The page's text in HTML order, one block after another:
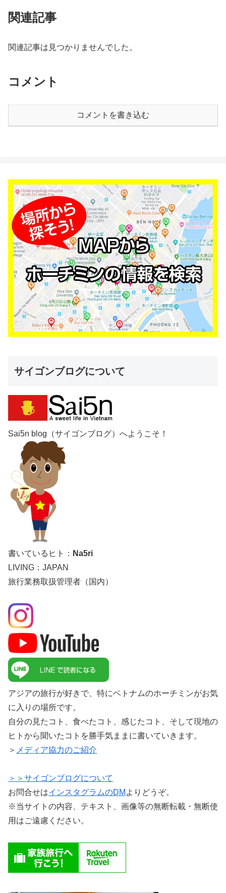
関連記事
関連記事は見つかりませんでした。
コメント
コメントを書き込む
サイゴンブログについて
Sai5n blog（サイゴンブログ）へようこそ！
書いているヒト： Na5ri
LIVING：JAPAN
旅行業務取扱管理者（国内）
アジアの旅行が好きで、特にベトナムのホーチミンがお気
に入りの場所です。
自分の見たコト、食べたコト、感じたコト、そして現地の
ヒトから聞いたコトを勝手気ままに書いていきます。
＞ メディア協力のご紹介
＞＞サイゴンブログについて
お問合せはインスタグラムのDM よりどうぞ。
※当サイトの内容、テキスト、画像等の無断転載・無断使
用はご遠慮ください。